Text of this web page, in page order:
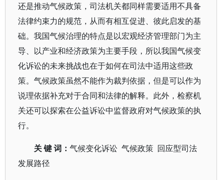
还是推动气候政策，司法机关都同样需要适用不具备
法律约束力的规范，从而有相互促进、彼此启发的基
础。我国气候治理的特点是以宏观经济管理部门为主
导、以产业和经济政策为主要手段，所以我国气候变
化诉讼的未来挑战也在于如何在司法中适用这些政
策。气候政策虽然不能作为裁判依据，但是可以作为
说理依据补充对于合同和法律的解释。此外，检察机
关还可以探索在公益诉讼中监督政府对气候政策的执
行。
关 键 词： 气候变化诉讼 气候政策 回应型司法
发展路径